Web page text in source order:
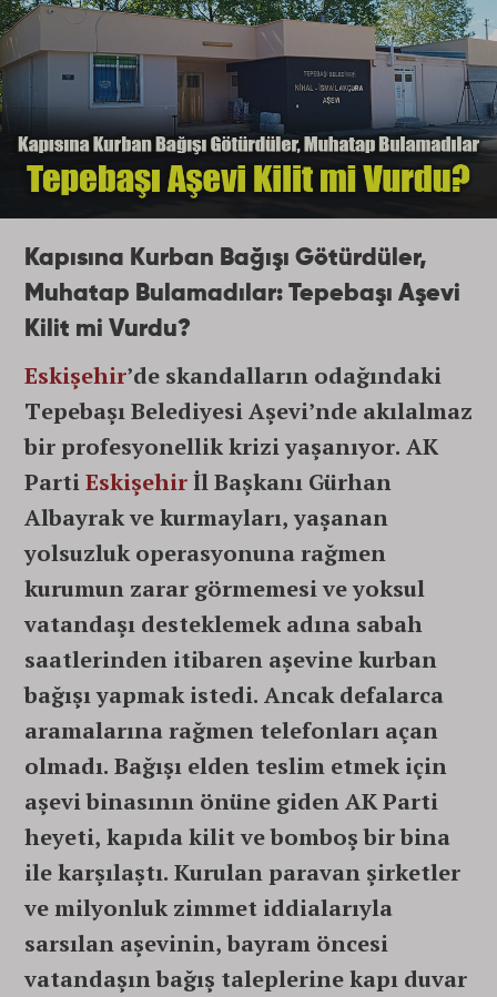
Kapısına Kurban Bağışı Götürdüler,
Muhatap Bulamadılar: Tepebaşı Aşevi
Kilit mi Vurdu?
Eskişehir’de skandalların odağındaki
Tepebaşı Belediyesi Aşevi’nde akılalmaz
bir profesyonellik krizi yaşanıyor. AK
PartiEskişehirİl Başkanı Gürhan
Albayrak ve kurmayları, yaşanan
yolsuzluk operasyonuna rağmen
kurumun zarar görmemesi ve yoksul
vatandaşı desteklemek adına sabah
saatlerinden itibaren aşevine kurban
bağışı yapmak istedi. Ancak defalarca
aramalarına rağmen telefonları açan
olmadı. Bağışı elden teslim etmek için
aşevi binasının önüne giden AK Parti
heyeti, kapıda kilit ve bomboş bir bina
ile karşılaştı. Kurulan paravan şirketler
ve milyonluk zimmet iddialarıyla
sarsılan aşevinin, bayram öncesi
vatandaşın bağış taleplerine kapı duvar